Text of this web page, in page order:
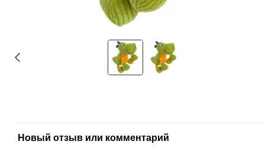
Новый отзыв или комментарий